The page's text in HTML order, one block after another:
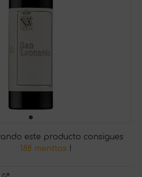
este producto consigues
188 menttos !